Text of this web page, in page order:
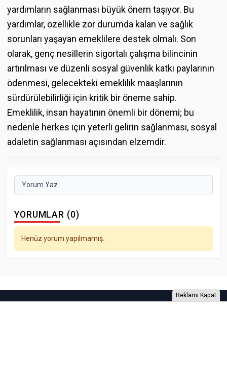
yardımların sağlanması büyük önem taşıyor. Bu
yardımlar, özellikle zor durumda kalan ve sağlık
sorunları yaşayan emeklilere destek olmalı. Son
olarak, genç nesillerin sigortalı çalışma bilincinin
artırılması ve düzenli sosyal güvenlik katkı paylarının
ödenmesi, gelecekteki emeklilik maaşlarının
sürdürülebilirliği için kritik bir öneme sahip.
Emeklilik, insan hayatının önemli bir dönemi; bu
nedenle herkes için yeterli gelirin sağlanması, sosyal
adaletin sağlanması açısından elzemdir.
Yorum Yaz
YORUMLAR (0)
Henüz yorum yapılmamış.
Reklami Kapat